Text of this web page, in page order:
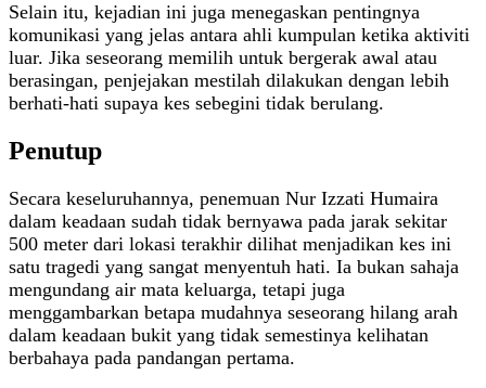
Selain itu, kejadian ini juga menegaskan pentingnya
komunikasi yang jelas antara ahli kumpulan ketika aktiviti
luar. Jika seseorang memilih untuk bergerak awal atau
berasingan, penjejakan mestilah dilakukan dengan lebih
berhati-hati supaya kes sebegini tidak berulang.
Penutup
Secara keseluruhannya, penemuan Nur Izzati Humaira
dalam keadaan sudah tidak bernyawa pada jarak sekitar
500 meter dari lokasi terakhir dilihat menjadikan kes ini
satu tragedi yang sangat menyentuh hati. Ia bukan sahaja
mengundang air mata keluarga, tetapi juga
menggambarkan betapa mudahnya seseorang hilang arah
dalam keadaan bukit yang tidak semestinya kelihatan
berbahaya pada pandangan pertama.